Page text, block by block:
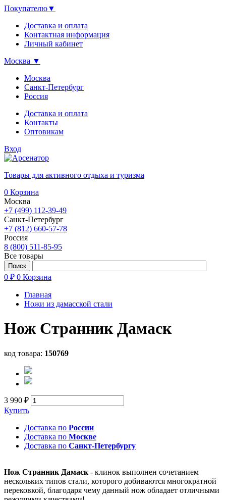
Покупателю▼
Доставка и оплата
Контактная информация
Личный кабинет
Москва ▼
Москва
Санкт-Петербург
Россия
Доставка и оплата
Контакты
Оптовикам
Вход
Товары для активного отдыха и туризма
0 Корзина
Москва
+7 (499) 112-39-49
Санкт-Петербург
+7 (812) 660-57-78
Россия
8 (800) 511-85-95
Все товары
0 ₽ 0 Корзина
Главная
Ножи из дамасской стали
Нож Странник Дамаск
код товара: 150769
3 990 ₽
Купить
Доставка по России
Доставка по Москве
Доставка по Санкт-Петербургу
Нож Странник Дамаск - клинок выполнен сочетанием
нескольких типов стали, которого добиваются многократной
перековкой, благодаря чему данный нож обладает отличными